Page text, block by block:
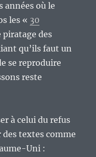
années où le
les « 30
piratage des
qu’ils faut un
se reproduire
reste
à celui du refus
textes comme
Uni :